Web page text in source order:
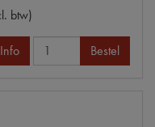
btw)
Info Bestel